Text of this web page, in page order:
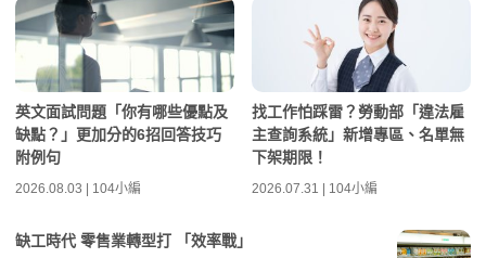
英文面試問題「你有哪些優點及
缺點？」更加分的6招回答技巧
附例句
2026.08.03 | 104小編
找工作怕踩雷？勞動部「違法雇
主查詢系統」新增專區、名單無
下架期限！
2026.07.31 | 104小編
缺工時代 零售業轉型打 「效率戰」